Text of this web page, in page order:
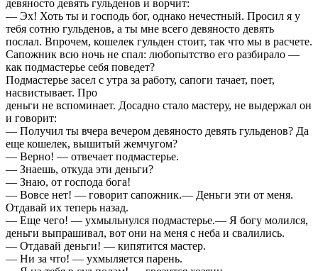
девяносто девять гульденов и ворчит:
— Эх! Хоть ты и господь бог, однако нечестный. Просил я у
тебя сотню гульденов, а ты мне всего девяносто девять
послал. Впрочем, кошелек гульден стоит, так что мы в расчете.
Сапожник всю ночь не спал: любопытство его разбирало —
как подмастерье себя поведет?
Подмастерье засел с утра за работу, сапоги тачает, поет,
насвистывает. Про
деньги не вспоминает. Досадно стало мастеру, не выдержал он
и говорит:
— Получил ты вчера вечером девяносто девять гульденов? Да
еще кошелек, вышитый жемчугом?
— Верно! — отвечает подмастерье.
— Знаешь, откуда эти деньги?
— Знаю, от господа бога!
— Вовсе нет! — говорит сапожник.— Деньги эти от меня.
Отдавай их теперь назад.
— Еще чего! — ухмыльнулся подмастерье.— Я богу молился,
деньги выпрашивал, вот они на меня с неба и свалились.
— Отдавай деньги! — кипятится мастер.
— Ни за что! — ухмыляется парень.